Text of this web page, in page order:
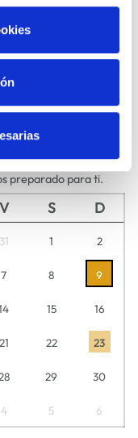
FAMILIAS
TEATRO
preparado para ti.
V S D
31 1 2
7 8 9
15 16
21 22 23
29 30
4 5 6